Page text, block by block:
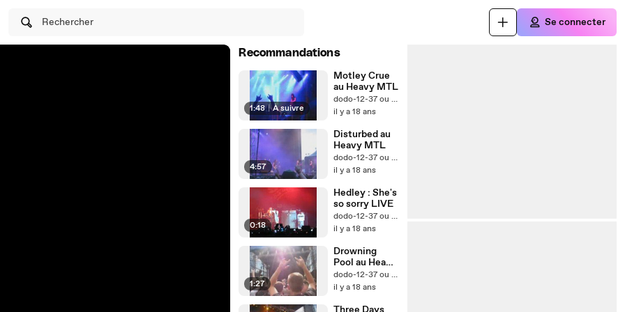
Rechercher Se connecter
Recommandations
1:48 | À suivre
Motley Crue
au Heavy MTL
dodo-12-37 ou Lego Mania
il y a 18 ans
4:57
Disturbed au
Heavy MTL
dodo-12-37 ou Lego Mania
il y a 18 ans
0:18
Hedley : She's
so sorry LIVE
dodo-12-37 ou Lego Mania
il y a 18 ans
1:27
Drowning
Pool au Heavy
MTL
dodo-12-37 ou Lego Mania
il y a 18 ans